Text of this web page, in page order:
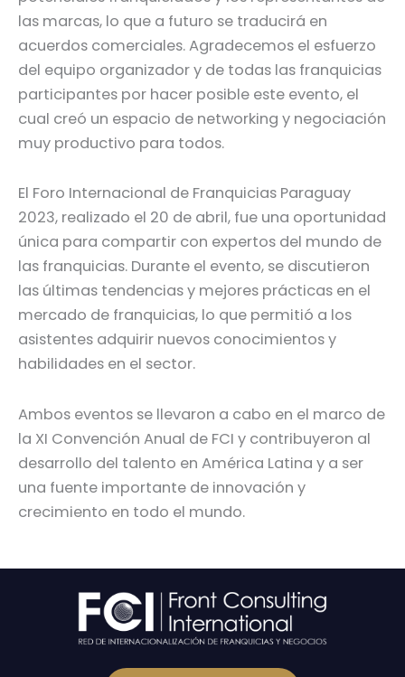
las marcas, lo que a futuro se traducirá en
acuerdos comerciales. Agradecemos el esfuerzo
del equipo organizador y de todas las franquicias
participantes por hacer posible este evento, el
cual creó un espacio de networking y negociación
muy productivo para todos.
El Foro Internacional de Franquicias Paraguay
2023, realizado el 20 de abril, fue una oportunidad
única para compartir con expertos del mundo de
las franquicias. Durante el evento, se discutieron
las últimas tendencias y mejores prácticas en el
mercado de franquicias, lo que permitió a los
asistentes adquirir nuevos conocimientos y
habilidades en el sector.
Ambos eventos se llevaron a cabo en el marco de
la XI Convención Anual de FCI y contribuyeron al
desarrollo del talento en América Latina y a ser
una fuente importante de innovación y
crecimiento en todo el mundo.